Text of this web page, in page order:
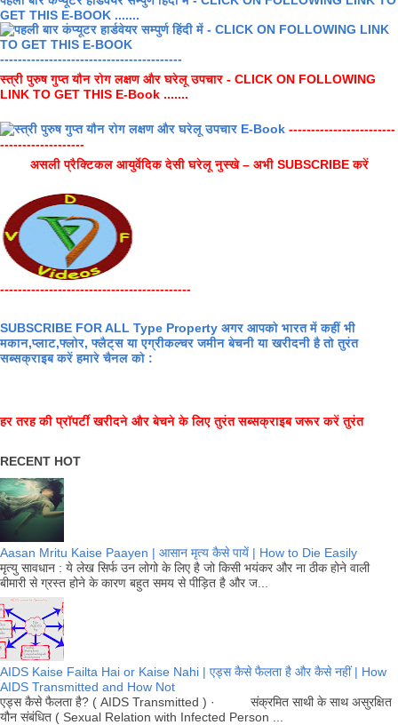
GET THIS E-BOOK .......
-----------------------------------------
स्त्री पुरुष गुप्त यौन रोग लक्षण और घरेलू उपचार - CLICK ON FOLLOWING
LINK TO GET THIS E-Book .......
------------------------
-------------------
असली प्रैक्टिकल आयुर्वेदिक देसी घरेलू नुस्खे – अभी SUBSCRIBE करें
-------------------------------------------
SUBSCRIBE FOR ALL Type Property अगर आपको भारत में कहीं भी
मकान,प्लाट,फ्लोर, फ्लैट्स या एग्रीकल्चर जमीन बेचनी या खरीदनी है तो तुरंत
सब्सक्राइब करें हमारे चैनल को :
हर तरह की प्रॉपर्टी खरीदने और बेचने के लिए तुरंत सब्सक्राइब जरूर करें तुरंत
RECENT HOT
Aasan Mritu Kaise Paayen | आसान मृत्य कैसे पायें | How to Die Easily
मृत्यु सावधान : ये लेख सिर्फ उन लोगो के लिए है जो किसी भयंकर और ना ठीक होने वाली
बीमारी से ग्रस्त होने के कारण बहुत समय से पीड़ित है और ज...
AIDS Kaise Failta Hai or Kaise Nahi | एड्स कैसे फैलता है और कैसे नहीं | How
AIDS Transmitted and How Not
एड्स कैसे फैलता है? ( AIDS Transmitted ) · संक्रमित साथी के साथ असुरक्षित
यौन संबंधित ( Sexual Relation with Infected Person ...